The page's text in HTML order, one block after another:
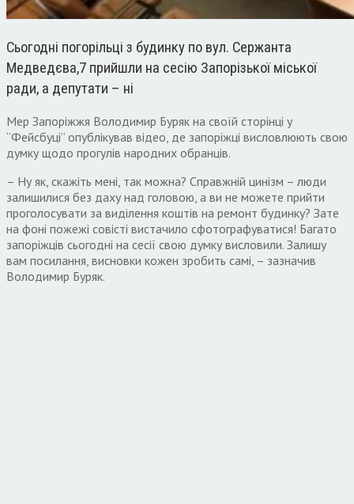
Сьогодні погорільці з будинку по вул. Сержанта
Медведєва,7 прийшли на сесію Запорізької міської
ради, а депутати – ні
Мер Запоріжжя Володимир Буряк на своїй сторінці у
“Фейсбуці” опублікував відео, де запоріжці висловлюють свою
думку щодо прогулів народних обранців.
– Ну як, скажіть мені, так можна? Справжній цинізм – люди
залишилися без даху над головою, а ви не можете прийти
проголосувати за виділення коштів на ремонт будинку? Зате
на фоні пожежі совісті вистачило сфотографуватися! Багато
запоріжців сьогодні на сесії свою думку висловили. Залишу
вам посилання, висновки кожен зробить самі, – зазначив
Володимир Буряк.